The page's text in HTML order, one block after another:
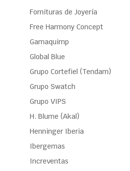
Fornituras de Joyería
Free Harmony Concept
Gamaquimp
Global Blue
Grupo Cortefiel (Tendam)
Grupo Swatch
Grupo VIPS
H. Blume (Akal)
Henninger Iberia
Ibergemas
Increventas